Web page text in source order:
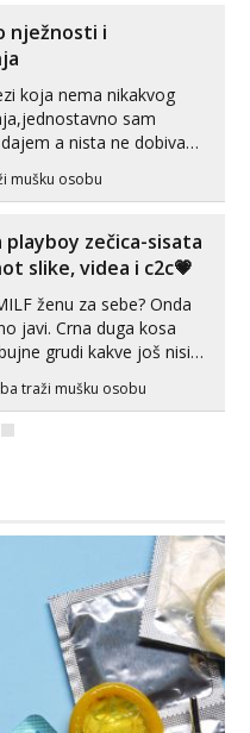
nježnosti i
koja nema nikakvog
sam
a nista ne dobivam
potrebe,ne trazim puno
i njezne poljupce po
pale,obozavam kad
mušku osobu
playboy zečica-sisata
slike, videa i c2c💗
ženu za sebe? Onda
javi. Crna duga kosa
grudi kakve još nisi
A usne? O usnama
Prave pune usne
u pamćenje, jer
traži mušku osobu